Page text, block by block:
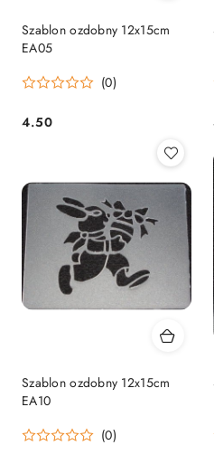
Szablon ozdobny 12x15cm
EA05
(0)
Cena:
4.50
Szablon ozdobny 12x15cm
EA10
(0)